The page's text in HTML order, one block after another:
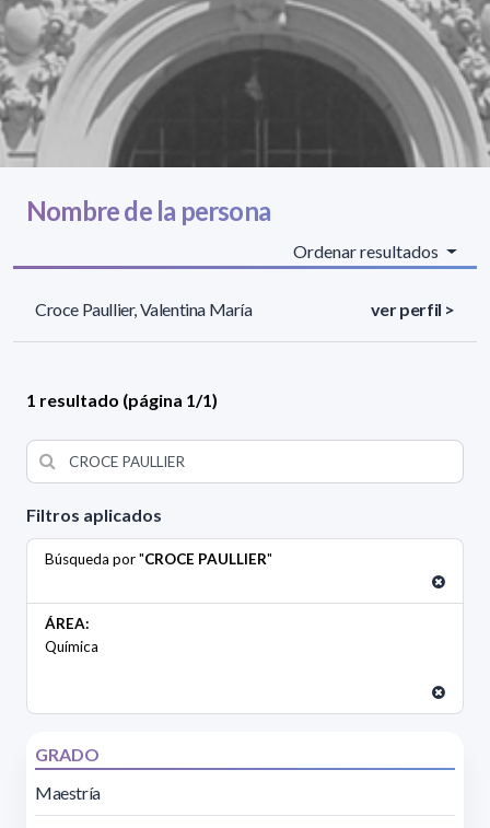
Filtros aplicados
Búsqueda por "CROCE PAULLIER"
ÁREA:
Química
GRADO
Maestría
Nombre de la persona
Ordenar resultados
Croce Paullier, Valentina María ver perfil >
1 resultado (página 1/1)